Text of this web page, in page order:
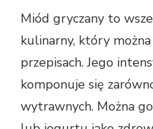
Miód gryczany to
kulinarny, który
przepisach. Jego
komponuje się
wytrawnych. Można